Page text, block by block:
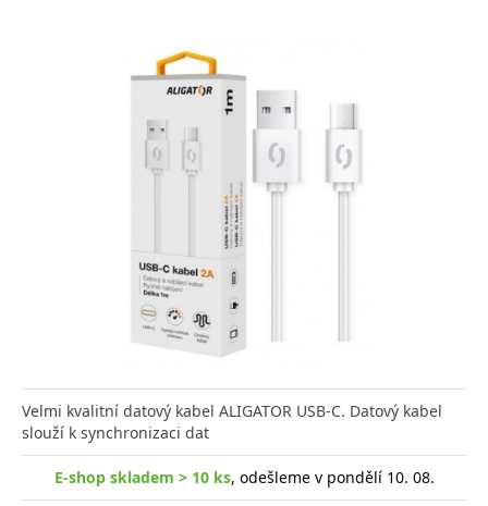
Velmi kvalitní datový kabel ALIGATOR USB-C. Datový kabel
slouží k synchronizaci dat
E-shop skladem > 10 ks, odešleme v pondělí 10. 08.